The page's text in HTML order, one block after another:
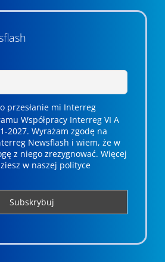
przesłanie mi Interreg
Współpracy Interreg VI A
2027. Wyrażam zgodę na
Newsflash i wiem, że w
z niego zrezygnować. ­­Więcej
w naszej polityce